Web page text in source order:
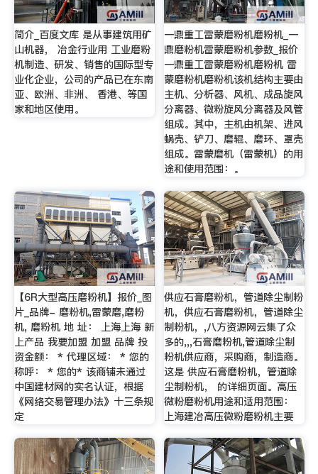
简介_百度文库 是从事建筑用矿
山机器， 冶金行业用 工业磨粉
机制造、研发、销售的国际型专
业化企业，公司的产品已在东南
亚、欧洲、非洲、 香港、等国
家和地区使用。
一鼎重工雷蒙磨粉机磨粉机_一
鼎磨粉机雷蒙磨粉机参数_报价
一鼎重工雷蒙磨粉机磨粉机 雷
蒙磨粉机磨粉机该机结构主要由
主机、分析器、风机、成品旋风
分离器、微粉旋风分离器及风管
组成。其中，主机由机架、进风
蜗壳、铲刀、磨辊、磨环、罩壳
组成。雷蒙磨机（雷蒙机）的用
途和使用范围：。
【6R大型高压磨粉机】报价_图
片_品牌- 磨粉机,雷蒙磨,磨粉
机, 磨粉机 地 址： 上海上海 新
上产品 我要加盟 加盟 品牌 投
资金额： * 代理区域： * 您的
称呼： * 您的* 该商铺未通过
中国建材网的实名认证，根据
《网络交易管理办法》十三条规
定
供应石膏磨粉机，管道除尘制粉
机，供应石膏磨粉机，管道除尘
制粉机，,八方资源网云集了众
多的,,,石膏磨粉机,管道除尘制
粉机供应商，采购商，制造商。
这是 供应石膏磨粉机，管道除
尘制粉机， 的详细页面。高压
微粉磨粉机用途和适用范围：
上海建冶高压微粉磨粉机主要